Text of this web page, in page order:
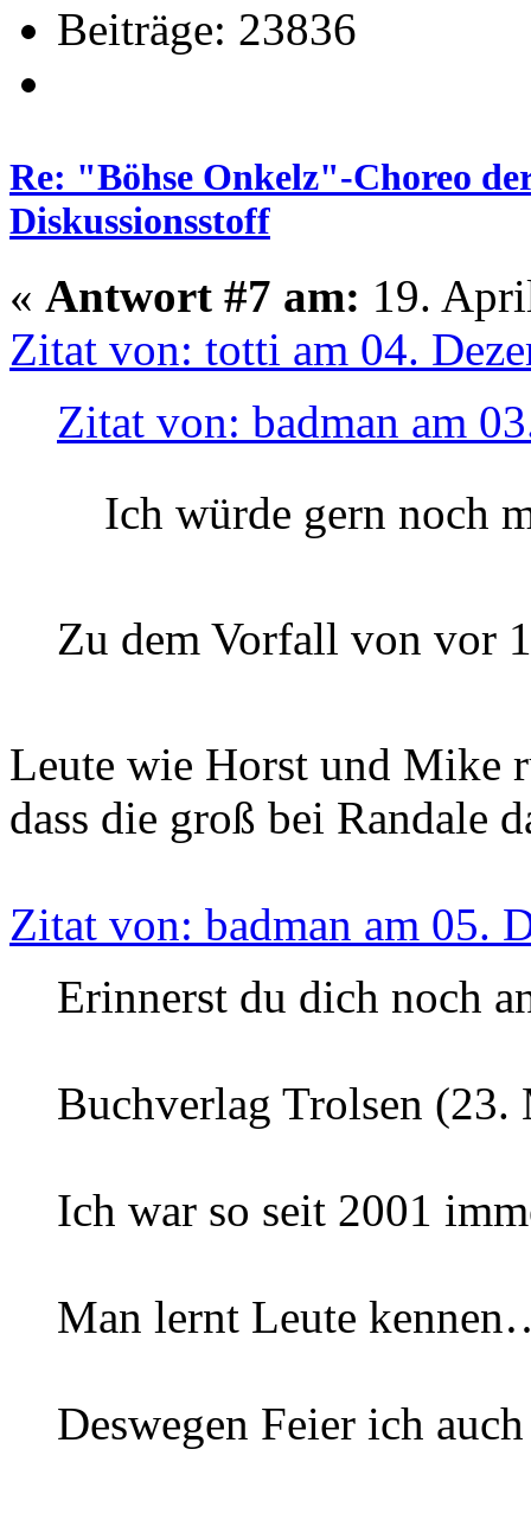
Beiträge: 23836
Re: "Böhse Onkelz"-Choreo
Diskussionsstoff
« Antwort #7 am: 19.
Zitat von: totti am 04.
Zitat von: badman am
Ich würde gern noch
Zu dem Vorfall von vor
Leute wie Horst und Mike
dass die groß bei Randale
Zitat von: badman am 05.
Erinnerst du dich noch
Buchverlag Trolsen (23.
Ich war so seit 2001
Man lernt Leute
Deswegen Feier ich